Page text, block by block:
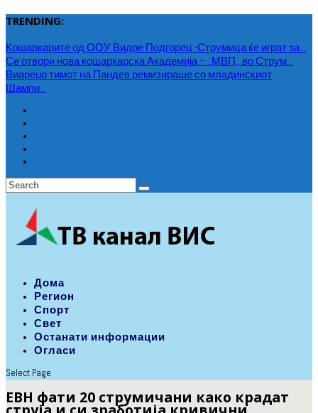
TRENDING:
Кошаркарите од ООУ Видое Подгорец -Струмица ќе играт за...
Се отвори нова кошаркарска Академија – ,,МВП,, во Струм...
Виареџо тимот на Пандев ремизираше со младинскиот
Шампи...
Дома
Регион
Спорт
Свет
Останати информации
Огласи
Select Page
ЕВН фати 20 струмичани како крадат